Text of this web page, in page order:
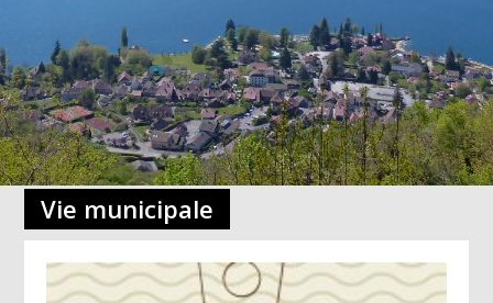
Vie municipale